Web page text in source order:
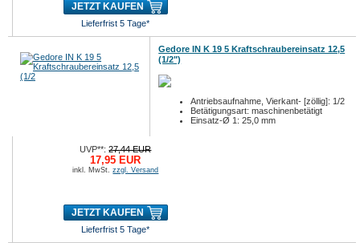
JETZT KAUFEN
Lieferfrist 5 Tage*
Gedore IN K 19 5 Kraftschraubereinsatz 12,5
(1/2")
Antriebsaufnahme, Vierkant- [zöllig]: 1/2
Betätigungsart: maschinenbetätigt
Einsatz-Ø 1: 25,0 mm
UVP**:27,44 EUR
17,95 EUR
inkl. MwSt.zzgl. Versand
JETZT KAUFEN
Lieferfrist 5 Tage*